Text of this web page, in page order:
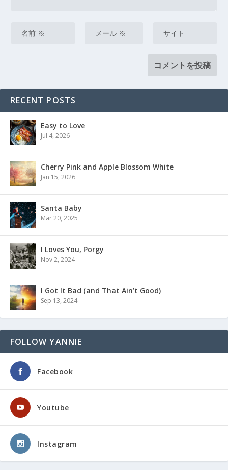
RECENT POSTS
Easy to Love
Jul 4, 2026
Cherry Pink and Apple Blossom White
Jan 15, 2026
Santa Baby
Mar 20, 2025
I Loves You, Porgy
Nov 2, 2024
I Got It Bad (and That Ain’t Good)
Sep 13, 2024
FOLLOW YANNIE
Facebook
Youtube
Instagram